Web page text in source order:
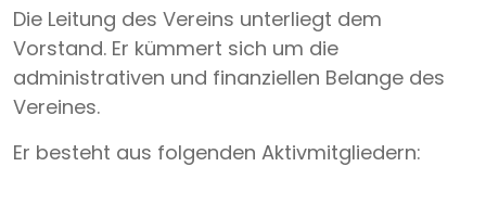
Die Leitung des Vereins unterliegt dem
Vorstand. Er kümmert sich um die
administrativen und finanziellen Belange des
Vereines.
Er besteht aus folgenden Aktivmitgliedern: